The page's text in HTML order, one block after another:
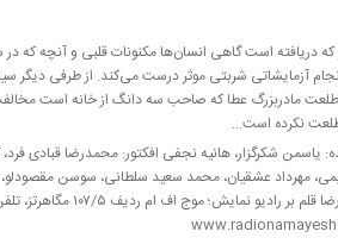
است گاهی انسان‌ها مكنونات قلبی و آنچه كه در
آزمایشاتی شربتی موثر درست می‌كند. از طرفی دیگر
طلعت مادربزرگ عطا كه صاحب سه دانگ از خانه است
نكرده است...
یاسمن شكرگزار، هانیه نجفی افكتور: محمدرضا قبادی
مهرداد عشقیان، محمد سعید سلطانی، سوسن